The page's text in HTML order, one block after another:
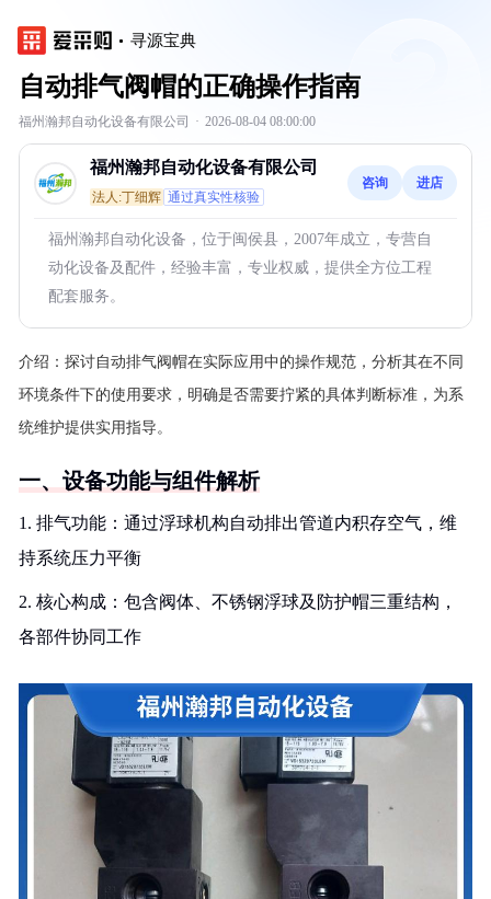
寻源宝典
自动排气阀帽的正确操作指南
福州瀚邦自动化设备有限公司 · 2026-08-04 08:00:00
福州瀚邦自动化设备有限公司
法人:丁细辉 通过真实性核验
咨询 进店
福州瀚邦自动化设备，位于闽侯县，2007年成立，专营自
动化设备及配件，经验丰富，专业权威，提供全方位工程
配套服务。
介绍： 探讨自动排气阀帽在实际应用中的操作规范，分析其在不同
环境条件下的使用要求，明确是否需要拧紧的具体判断标准，为系
统维护提供实用指导。
一、设备功能与组件解析
1. 排气功能：通过浮球机构自动排出管道内积存空气，维
持系统压力平衡
2. 核心构成：包含阀体、不锈钢浮球及防护帽三重结构，
各部件协同工作